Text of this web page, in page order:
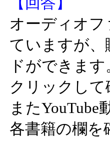
オーディオ
ていますが
ドができま
クリックし
また
各書籍の欄を